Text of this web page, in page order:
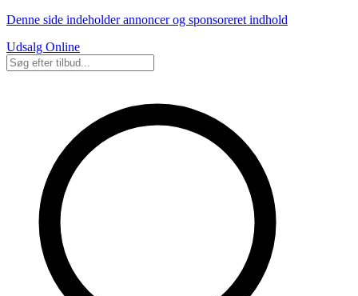
Denne side indeholder annoncer og sponsoreret indhold
Udsalg Online